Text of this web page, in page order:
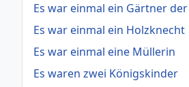
Es war einmal ein Gärtner
Es war einmal ein Holzknecht
Es war einmal eine Müllerin
Es waren zwei Königskinder